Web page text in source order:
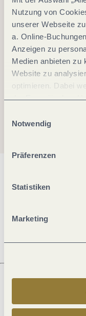
Nutzung von
unserer Webseite
a. Online-
Anzeigen zu
Medien anbieten zu
Website zu
optimieren. Dabei
der Europäischen
jederzeit widerrufen
ablehnen" kann es
Notwendig
Präferenzen
Statistiken
Marketing
Was möchtest du